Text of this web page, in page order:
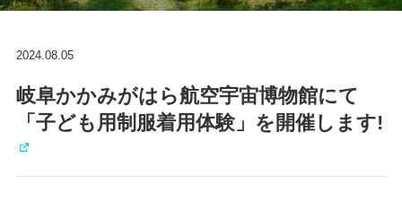
2024.08.05
岐阜かかみがはら航空宇宙博物館にて
「子ども用制服着用体験」を開催します!